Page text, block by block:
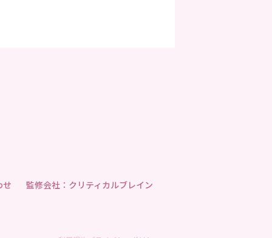
せ 監修会社：クリティカルブレイン